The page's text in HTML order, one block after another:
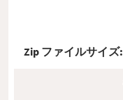
Zip ファイルサイズ: